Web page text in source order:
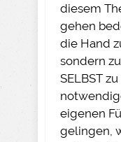
diesem
gehen
die Hand
sondern
SELBST
eigenen
gelingen,